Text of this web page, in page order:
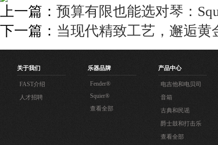
上一篇： 预算有限也能选对琴：
下一篇： 当现代精致工艺，邂逅黄
关于我们
FAST介绍
人才招聘
乐器品牌
Fender®
Squier®
查看全部
产品中心
电吉他和电贝司
音箱
古典和民谣
爵士鼓和打击乐
查看全部